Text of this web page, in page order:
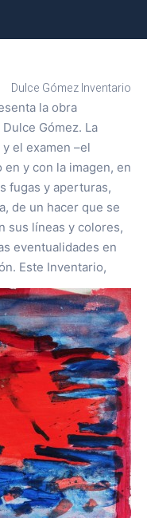
Dulce Gómez Inventario
la obra
Gómez. La
el examen –el
y con la imagen, en
fugas y aperturas,
de un hacer que se
sus líneas y colores,
eventualidades en
Este Inventario,